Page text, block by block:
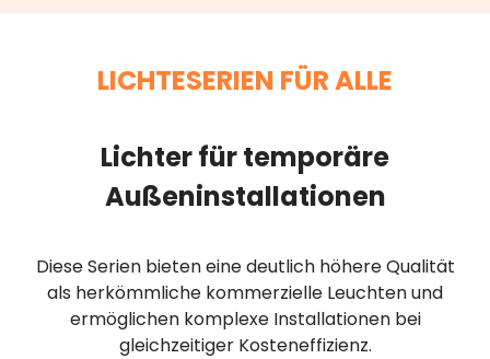
LICHTESERIEN FÜR ALLE
Lichter für temporäre
Außeninstallationen
Diese Serien bieten eine deutlich höhere Qualität
als herkömmliche kommerzielle Leuchten und
ermöglichen komplexe Installationen bei
gleichzeitiger Kosteneffizienz.